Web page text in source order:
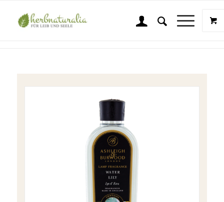
Shop
Sie sind hier: Startseite Wellness & Beauty
Ashleigh & Burwood